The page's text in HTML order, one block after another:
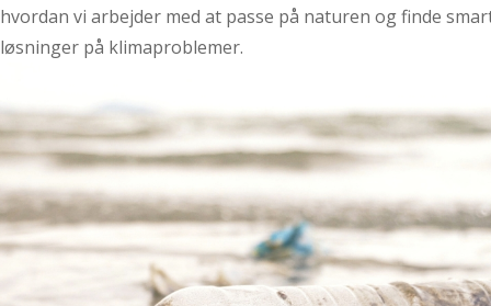
hvordan vi arbejder med at passe på naturen og finde
løsninger på klimaproblemer.